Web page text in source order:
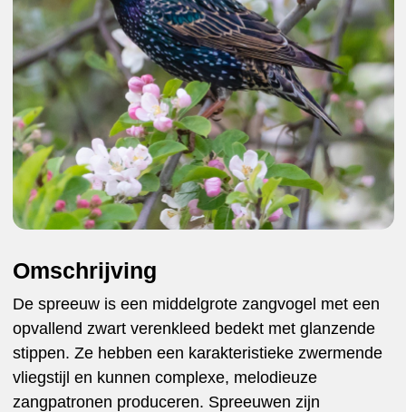
Omschrijving
De spreeuw is een middelgrote zangvogel met een
opvallend zwart verenkleed bedekt met glanzende
stippen. Ze hebben een karakteristieke zwermende
vliegstijl en kunnen complexe, melodieuze
zangpatronen produceren. Spreeuwen zijn